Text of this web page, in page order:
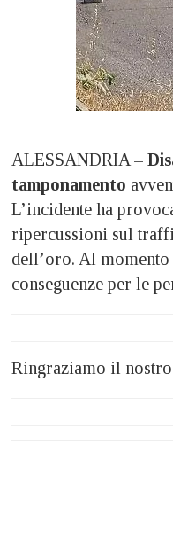
ALESSANDRIA –
tamponamento
L’incidente ha
ripercussioni sul
dell’oro. Al
conseguenze per le
Ringraziamo il